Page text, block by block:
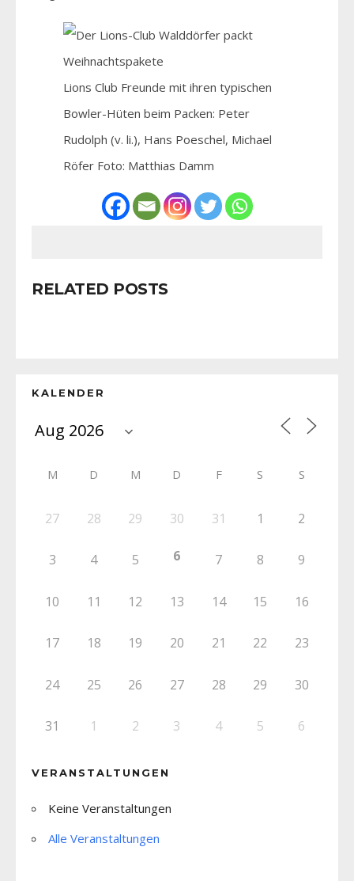
Lions Club Freunde mit ihren typischen
Bowler-Hüten beim Packen: Peter
Rudolph (v. li.), Hans Poeschel, Michael
Röfer Foto: Matthias Damm
RELATED POSTS
KALENDER
M D M D F S S
27 28 29 30 31 1 2
3 4 5 6 7 8 9
10 11 12 13 14 15 16
17 18 19 20 21 22 23
24 25 26 27 28 29 30
31 1 2 3 4 5 6
VERANSTALTUNGEN
Keine Veranstaltungen
Alle Veranstaltungen